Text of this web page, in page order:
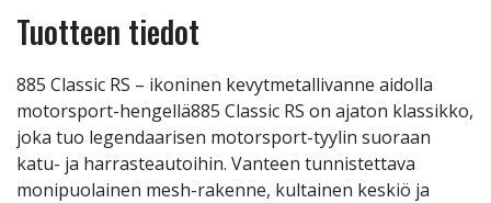
Tuotteen tiedot
885 Classic RS – ikoninen kevytmetallivanne aidolla
motorsport-hengellä885 Classic RS on ajaton klassikko,
joka tuo legendaarisen motorsport-tyylin suoraan
katu- ja harrasteautoihin. Vanteen tunnistettava
monipuolainen mesh-rakenne, kultainen keskiö ja